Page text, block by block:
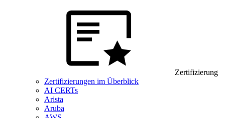
Zertifizierung
Zertifizierungen im Überblick
AI CERTs
Arista
Aruba